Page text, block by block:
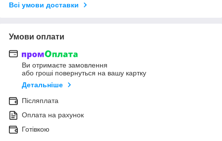
Всі умови доставки
Умови оплати
Ви отримаєте замовлення
або гроші повернуться на вашу картку
Детальніше
Післяплата
Оплата на рахунок
Готівкою